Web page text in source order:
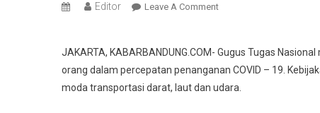
Editor Leave A CommentOn
Transportasi
Cegah
Penyebaran
JAKARTA, KABARBANDUNG.COM- Gugus Tugas
orang dalam percepatan penanganan COVID – 19.
moda transportasi darat, laut dan udara.